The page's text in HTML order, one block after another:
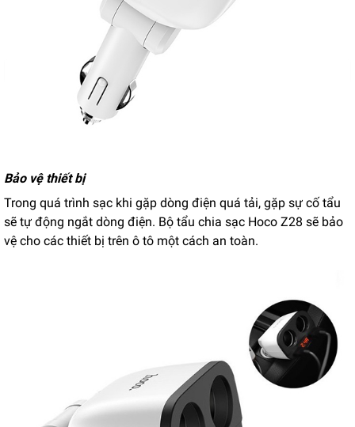
Bảo vệ thiết bị
Trong quá trình sạc khi gặp dòng điện quá tải, gặp sự cố tẩu
sẽ tự động ngắt dòng điện. Bộ tẩu chia sạc Hoco Z28 sẽ bảo
vệ cho các thiết bị trên ô tô một cách an toàn.